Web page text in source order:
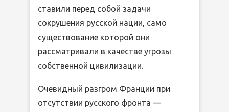
ставили перед собой задачи
сокрушения русской нации, само
существование которой они
рассматривали в качестве угрозы
собственной цивилизации.
Очевидный разгром Франции при
отсутствии русского фронта —